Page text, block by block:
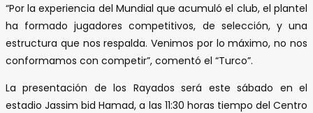
“Por la experiencia del Mundial que acumuló el club, el plantel
ha formado jugadores competitivos, de selección, y una
estructura que nos respalda. Venimos por lo máximo, no nos
conformamos con competir”, comentó el “Turco”.
La presentación de los Rayados será este sábado en el
estadio Jassim bid Hamad, a las 11:30 horas tiempo del Centro